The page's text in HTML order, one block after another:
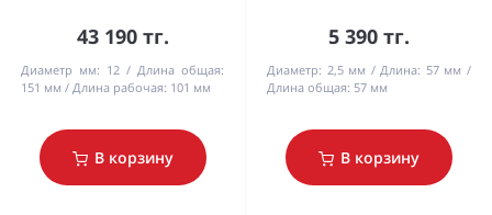
43 190 тг.
Диаметр мм: 12
Длина общая:
151 мм
Длина рабочая: 101 мм
В корзину
5 390 тг.
Диаметр: 2,5 мм Длина: 57 мм
Длина общая: 57 мм
В корзину